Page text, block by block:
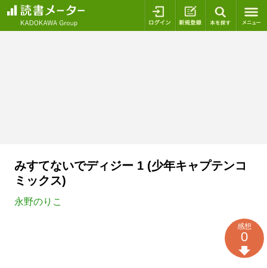
ログイン 新規登録
みすてないでディジー 1 (少年キャプテンコ
ミックス)
永野のりこ
感想
0